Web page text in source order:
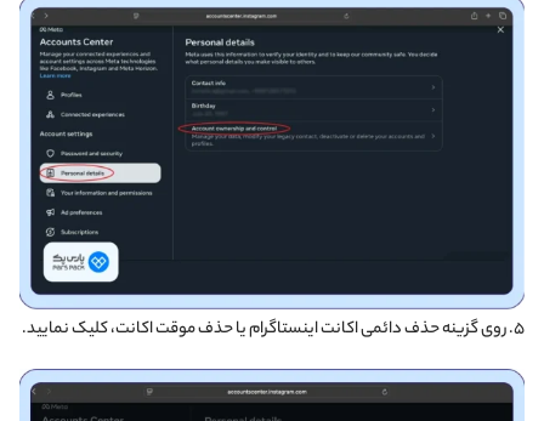
۵. روی گزینه حذف دائمی اکانت اینستاگرام یا حذف موقت اکانت، کلیک نمایید.